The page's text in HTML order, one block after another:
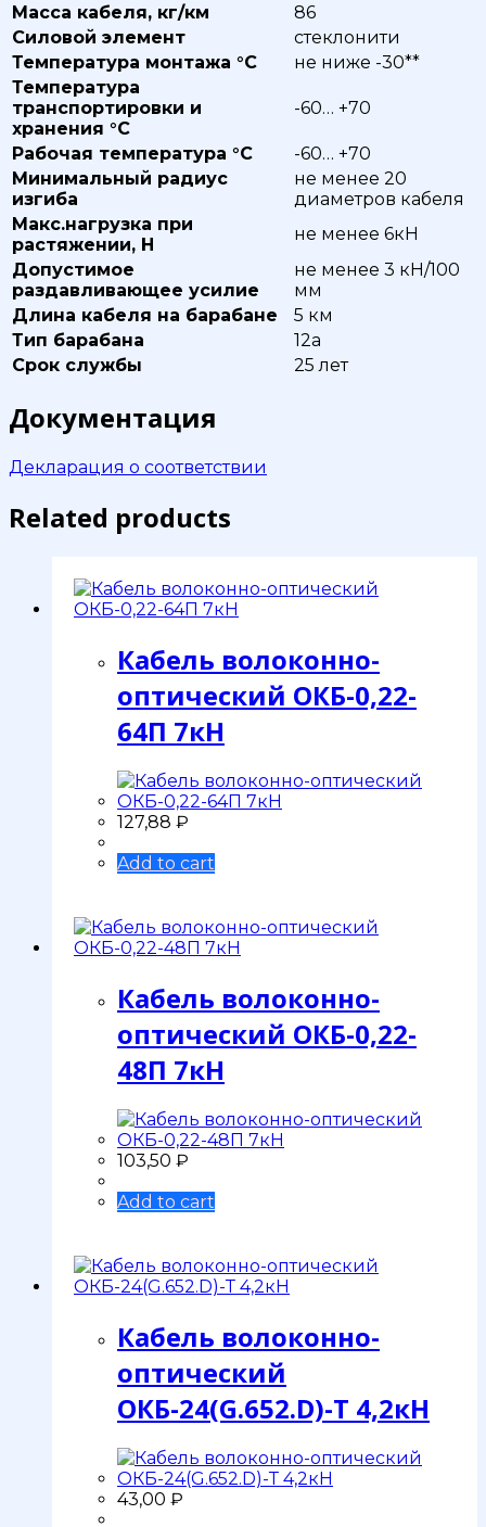
Масса кабеля, кг/км
86
Силовой элемент
стеклонити
Температура монтажа °С
не ниже -30**
Температура
транспортировки и
хранения °С
-60… +70
Рабочая температура °С
-60… +70
Минимальный радиус
изгиба
не менее 20
диаметров кабеля
Макс.нагрузка при
растяжении, Н
не менее 6кН
Допустимое
раздавливающее усилие
не менее 3 кН/100
мм
Длина кабеля на барабане
5 км
Тип барабана
12а
Срок службы
25 лет
Документация
Декларация о соответствии
Related products
Кабель волоконно-
оптический ОКБ-0,22-
64П 7кН
127,88 ₽
Add to cart
Кабель волоконно-
оптический ОКБ-0,22-
48П 7кН
103,50 ₽
Add to cart
Кабель волоконно-
оптический
ОКБ-24(G.652.D)-Т 4,2кН
43,00 ₽